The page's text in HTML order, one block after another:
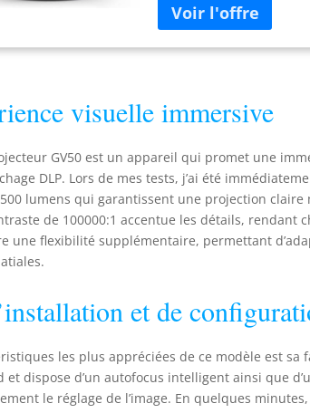
AMÉLIORɠ: Google TV
charge d'AirPlay et
PLUS LUMINEUSES ET
parleur Bluetooth 18 W
un woofer de 8 W pour
visuelle immersive
GV50 est un appareil qui promet une
DLP. Lors de mes tests, j’ai été
500 lumens qui garantissent une projection
de 100000:1 accentue les détails, rendant
une flexibilité supplémentaire, permettant
et de
les plus appréciées de ce modèle est sa
et dispose d’un autofocus intelligent ainsi que
le réglage de l’image. En quelques